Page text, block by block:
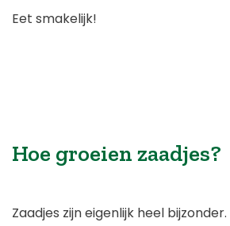
Eet smakelijk!
Hoe groeien zaadjes?
Zaadjes zijn eigenlijk heel bijzonder.